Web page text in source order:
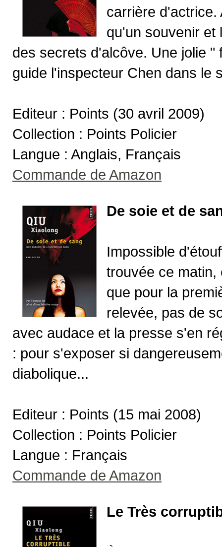
carrière d'actrice.
qu'un souvenir et
des secrets d'alcôve. Une jolie
guide l'inspecteur Chen dans le
Editeur : Points (30 avril 2009)
Collection : Points Policier
Langue : Anglais, Français
Commande de Amazon
De soie et de
Impossible
trouvée ce matin,
que pour la
relevée, pas de
avec audace et la presse s'en
: pour s'exposer si
diabolique...
Editeur : Points (15 mai 2008)
Collection : Points Policier
Langue : Français
Commande de Amazon
Le Très